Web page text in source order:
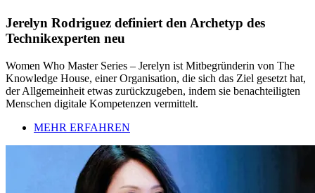
Jerelyn Rodriguez definiert den Archetyp des
Technikexperten neu
Women Who Master Series – Jerelyn ist Mitbegründerin von The
Knowledge House, einer Organisation, die sich das Ziel gesetzt hat,
der Allgemeinheit etwas zurückzugeben, indem sie benachteiligten
Menschen digitale Kompetenzen vermittelt.
MEHR ERFAHREN